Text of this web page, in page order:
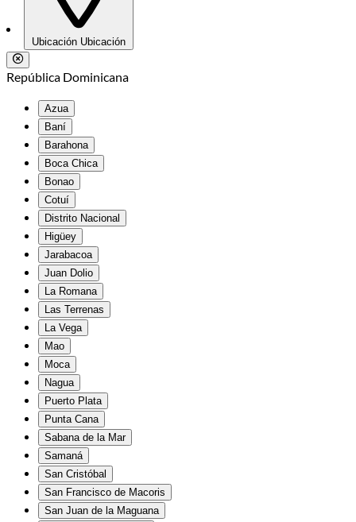
Ubicación Ubicación
República Dominicana
Azua
Baní
Barahona
Boca Chica
Bonao
Cotuí
Distrito Nacional
Higüey
Jarabacoa
Juan Dolio
La Romana
Las Terrenas
La Vega
Mao
Moca
Nagua
Puerto Plata
Punta Cana
Sabana de la Mar
Samaná
San Cristóbal
San Francisco de Macoris
San Juan de la Maguana